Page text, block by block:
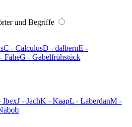
und Begriffe
C - CalculusD - dalbernE -
FäheG - Gabelfrühstück
IbexJ - JachK - KaapL - LaberdanM -